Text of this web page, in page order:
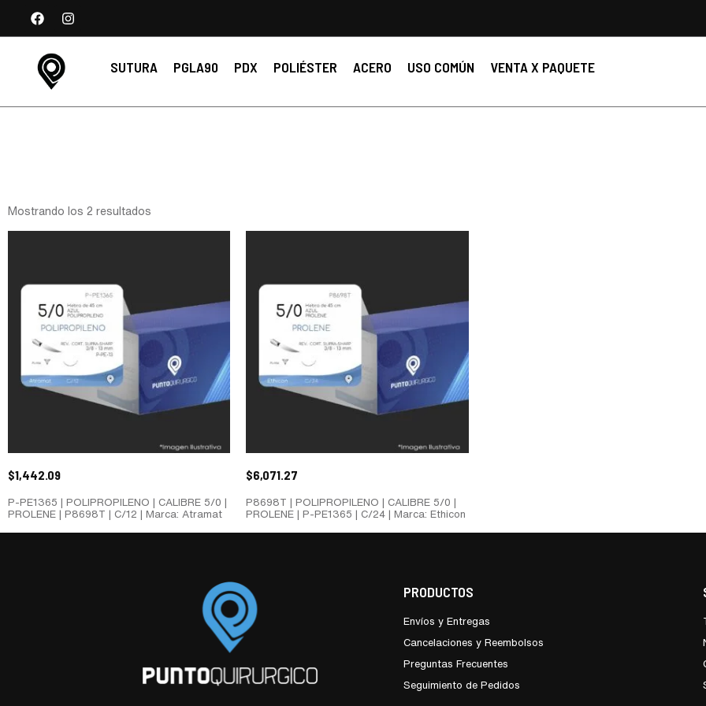
SUTURA PGLA90 PDX POLIÉSTER ACERO USO COMÚN VENTA X PAQUETE
Mostrando los 2 resultados
$1,442.09
P-PE1365 | POLIPROPILENO | CALIBRE 5/0 |
PROLENE | P8698T | C/12 | Marca: Atramat
$6,071.27
P8698T | POLIPROPILENO | CALIBRE 5/0 |
PROLENE | P-PE1365 | C/24 | Marca: Ethicon
PRODUCTOS
Envíos y Entregas
Cancelaciones y Reembolsos
Preguntas Frecuentes
Seguimiento de Pedidos